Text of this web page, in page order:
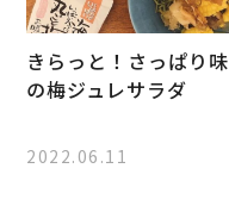
きらっと！さっぱり味
の梅ジュレサラダ
2022.06.11